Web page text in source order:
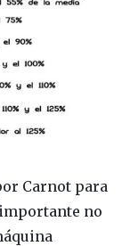
Carnot para
no